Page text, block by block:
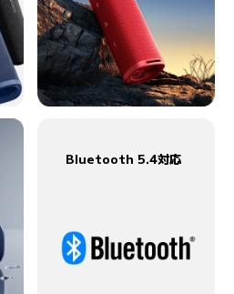
Bluetooth 5.4対応